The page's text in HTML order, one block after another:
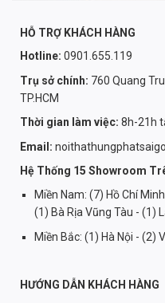
HỖ TRỢ KHÁCH HÀNG
Hotline: 0901.655.119
Trụ sở chính: 760 Quang
TP.HCM
Thời gian làm việc: 8h-21h
Email:
Hệ Thống 15 Showroom
Miền Nam: (7) Hồ Chí
(1) Bà Rịa Vũng Tàu - (1)
Miền Bắc: (1) Hà Nội - (2)
HƯỚNG DẪN KHÁCH HÀNG